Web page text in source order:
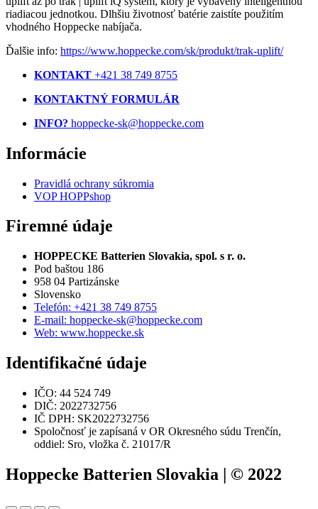
riadiacou jednotkou. Dlhšiu životnosť batérie zaistíte použitím
vhodného Hoppecke nabíjača.
Ďalšie info: https://www.hoppecke.com/sk/produkt/trak-uplift/
KONTAKT +421 38 749 8755
KONTAKTNÝ FORMULÁR
INFO? hoppecke-sk@hoppecke.com
Informácie
Pravidlá ochrany súkromia
VOP HOPPshop
Firemné údaje
HOPPECKE Batterien Slovakia, spol. s r. o.
Pod baštou 186
958 04 Partizánske
Slovensko
Telefón: +421 38 749 8755
E-mail: hoppecke-sk@hoppecke.com
Web: www.hoppecke.sk
Identifikačné údaje
IČO: 44 524 749
DIČ: 2022732756
IČ DPH: SK2022732756
Spoločnosť je zapísaná v OR Okresného súdu Trenčín,
oddiel: Sro, vložka č. 21017/R
Hoppecke Batterien Slovakia | © 2022